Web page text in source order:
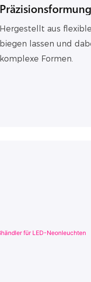
Hergestellt aus
biegen lassen und
komplexe Formen.